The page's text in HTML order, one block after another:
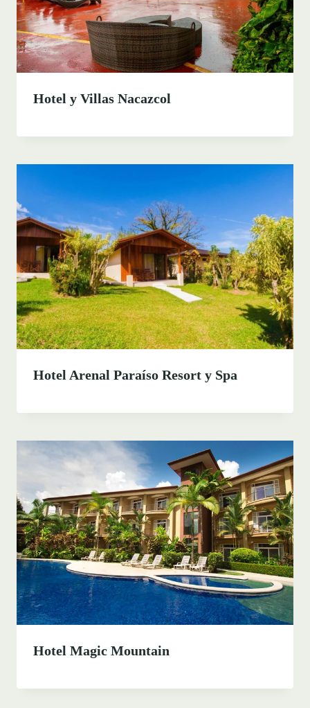
Hotel y Villas Nacazcol
Hotel Arenal Paraíso Resort y Spa
Hotel Magic Mountain